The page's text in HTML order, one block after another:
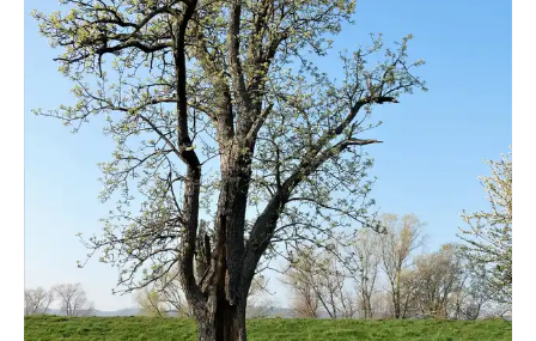
Grossi1985